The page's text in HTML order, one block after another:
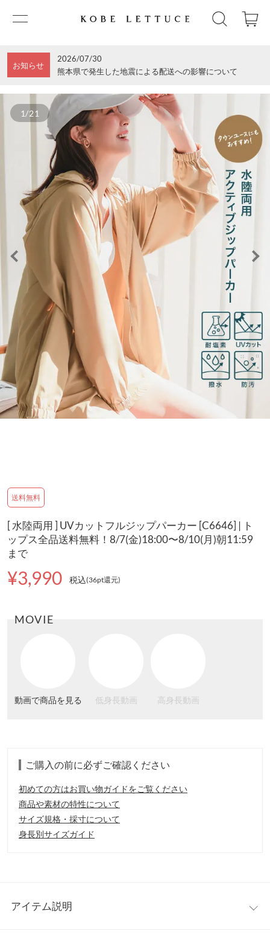
お知らせ
2026/07/30
熊本県で発生した地震による配送への影響について
1/21
アイテム説明
送料無料
[ 水陸両用 ] UVカットフルジップパーカー [C6646] | ト
ップス全品送料無料！8/7(金)18:00〜8/10(月)朝11:59
まで
¥3,990 税込(36pt還元)
MOVIE
動画で商品を見る 低身長動画 高身長動画
ご購入の前に必ずご確認ください
初めての方はお買い物ガイドをご覧ください
商品や素材の特性について
サイズ規格・採寸について
身長別サイズガイド